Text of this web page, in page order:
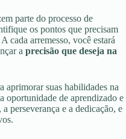
parte do processo de
os pontos que precisam
cada arremesso, você estará
a precisão que deseja na
aprimorar suas habilidades na
oportunidade de aprendizado e
perseverança e a dedicação, e